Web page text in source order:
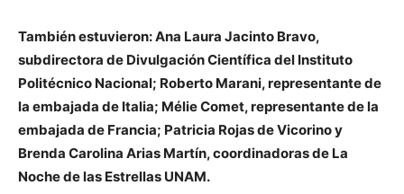
También estuvieron: Ana Laura Jacinto Bravo,
subdirectora de Divulgación Científica del Instituto
Politécnico Nacional; Roberto Marani, representante de
la embajada de Italia; Mélie Comet, representante de la
embajada de Francia; Patricia Rojas de Vicorino y
Brenda Carolina Arias Martín, coordinadoras de La
Noche de las Estrellas UNAM.